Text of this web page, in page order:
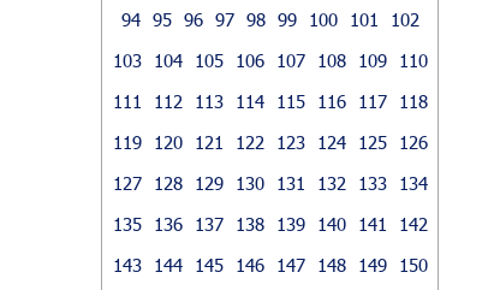
94 95 96 97 98 99 100 101
102
103
104 105 106 107 108 109
110
111
112 113 114 115 116 117
118
119
120 121 122 123 124 125
126
127
128 129 130 131 132 133
134
135
136 137 138 139 140 141
142
143
144 145 146 147 148 149
150